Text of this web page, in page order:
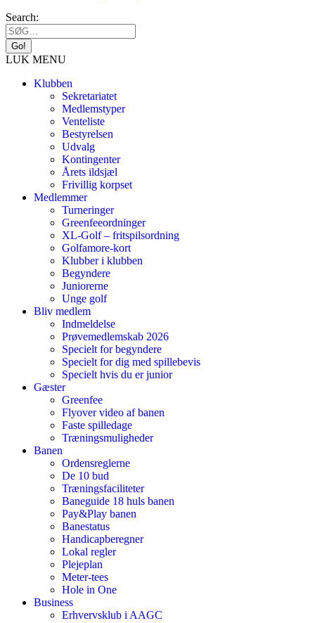
Search:
LUK MENU
Klubben
Sekretariatet
Medlemstyper
Venteliste
Bestyrelsen
Udvalg
Kontingenter
Årets ildsjæl
Frivillig korpset
Medlemmer
Turneringer
Greenfeeordninger
XL-Golf – fritspilsordning
Golfamore-kort
Klubber i klubben
Begyndere
Juniorerne
Unge golf
Bliv medlem
Indmeldelse
Prøvemedlemskab 2026
Specielt for begyndere
Specielt for dig med spillebevis
Specielt hvis du er junior
Gæster
Greenfee
Flyover video af banen
Faste spilledage
Træningsmuligheder
Banen
Ordensreglerne
De 10 bud
Træningsfaciliteter
Baneguide 18 huls banen
Pay&Play banen
Banestatus
Handicapberegner
Lokal regler
Plejeplan
Meter-tees
Hole in One
Business
Erhvervsklub i AAGC